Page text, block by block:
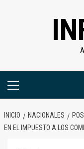
Menú
INICIO NACIONALES
EN EL IMPUESTO A LOS